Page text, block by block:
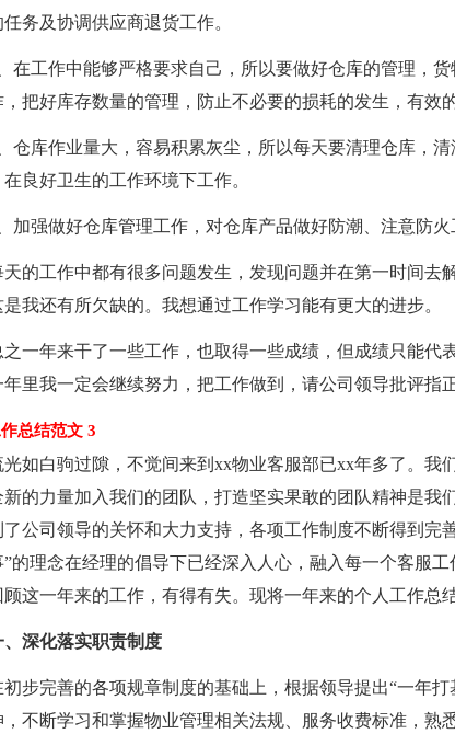
务及协调供应商退货工作。
工作中能够严格要求自己，所以要做好仓库的管理，货
把好库存数量的管理，防止不必要的损耗的发生，有效
库作业量大，容易积累灰尘，所以每天要清理仓库，清
良好卫生的工作环境下工作。
强做好仓库管理工作，对仓库产品做好防潮、注意防火
工作中都有很多问题发生，发现问题并在第一时间去
我还有所欠缺的。我想通过工作学习能有更大的进步。
年来干了一些工作，也取得一些成绩，但成绩只能代
年里我一定会继续努力，把工作做到，请公司领导批评指正
总结范文 3
白驹过隙，不觉间来到xx物业客服部已xx年多了。我
新的力量加入我们的团队，打造坚实果敢的团队精神是我
了公司领导的关怀和大力支持，各项工作制度不断得到完
”的理念在经理的倡导下已经深入人心，融入每一个客服
这一年来的工作，有得有失。现将一年来的个人工作总结
化落实职责制度
完善的各项规章制度的基础上，根据领导提出“一年打
，不断学习和掌握物业管理相关法规、服务收费标准，熟